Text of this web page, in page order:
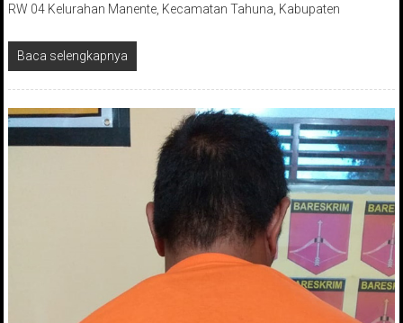
RW 04 Kelurahan Manente, Kecamatan Tahuna, Kabupaten
Baca selengkapnya